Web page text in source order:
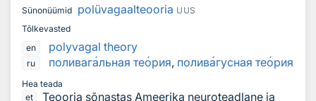
Sünonüümid polüvagaalteooria UUS
Tõlkevasted
en
polyvagal theory
ru поливагальная теория, поливагусная теория
Hea teada
et
Teooria sõnastas Ameerika neuroteadlane ja